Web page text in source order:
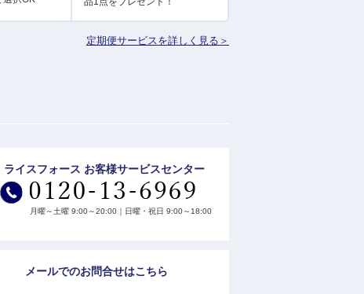
定期便サービスを詳しく見る＞
ライスフォース お客様サービスセンター
月曜～土曜 9:00～20:00｜日曜・祝日 9:00～18:00
メールでのお問合せはこちら